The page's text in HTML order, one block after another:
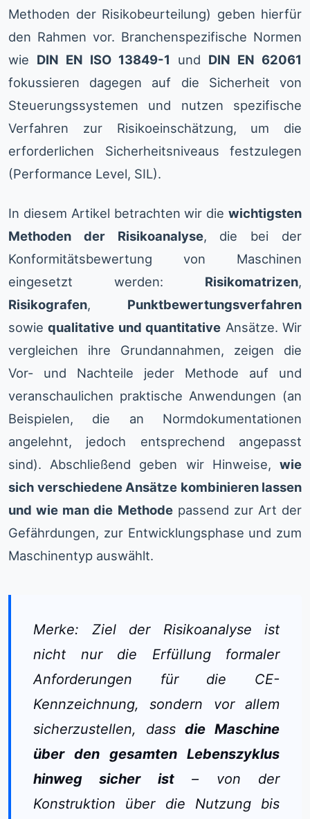
Methoden der Risikobeurteilung) geben hierfür
den Rahmen vor. Branchenspezifische Normen
wie DIN EN ISO 13849-1 und DIN EN 62061
fokussieren dagegen auf die Sicherheit von
Steuerungssystemen und nutzen spezifische
Verfahren zur Risikoeinschätzung, um die
erforderlichen Sicherheitsniveaus festzulegen
(Performance Level, SIL).
In diesem Artikel betrachten wir die wichtigsten
Methoden der Risikoanalyse, die bei der
Konformitätsbewertung von Maschinen
eingesetzt werden: Risikomatrizen,
Risikografen, Punktbewertungsverfahren
sowiequalitative und quantitative Ansätze. Wir
vergleichen ihre Grundannahmen, zeigen die
Vor- und Nachteile jeder Methode auf und
veranschaulichen praktische Anwendungen (an
Beispielen, die an Normdokumentationen
angelehnt, jedoch entsprechend angepasst
sind). Abschließend geben wir Hinweise, wie
sich verschiedene Ansätze kombinieren lassen
und wie man die Methodepassend zur Art der
Gefährdungen, zur Entwicklungsphase und zum
Maschinentyp auswählt.
Merke: Ziel der Risikoanalyse ist
nicht nur die Erfüllung formaler
Anforderungen für die CE-
Kennzeichnung, sondern vor allem
sicherzustellen, dassdie Maschine
über den gesamten Lebenszyklus
hinweg sicher ist– von der
Konstruktion über die Nutzung bis